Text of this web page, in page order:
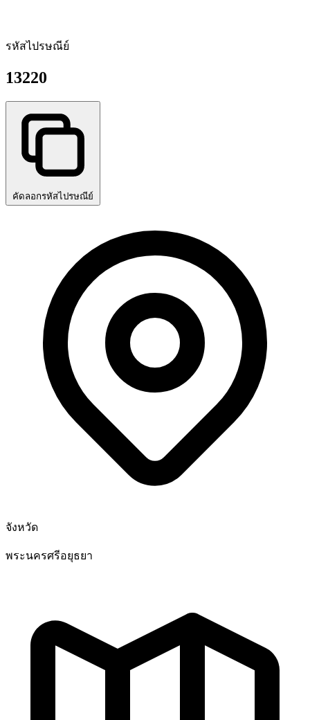
รหัสไปรษณีย์
13220
คัดลอกรหัสไปรษณีย์
จังหวัด
พระนครศรีอยุธยา